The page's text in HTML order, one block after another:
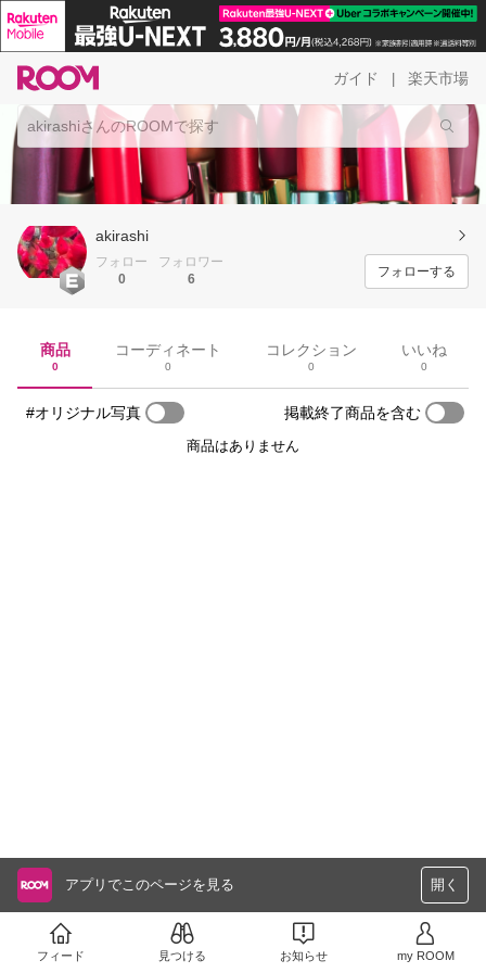
ガイド 楽天市場
akirashi
フォロー
0
フォロワー
6
フォローする
商品
0
コーディネート
0
コレクション
0
いいね
0
#オリジナル写真 掲載終了商品を含む
商品はありません
アプリでこのページを見る 開く
フィード 見つける お知らせ my ROOM